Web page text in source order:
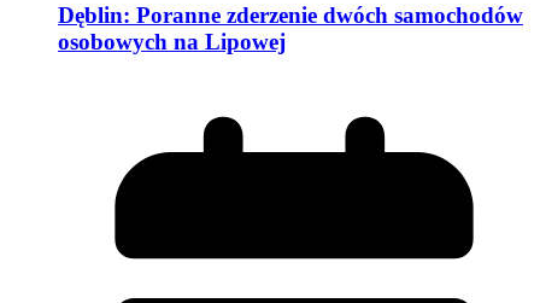
Dęblin: Poranne zderzenie dwóch samochodów
osobowych na Lipowej